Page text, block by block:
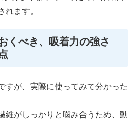
れます。
くべき、吸着力の強さ
すが、実際に使ってみて分かった
維がしっかりと噛み合うため、動